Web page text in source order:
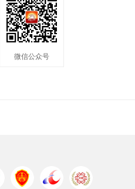
微信公众号